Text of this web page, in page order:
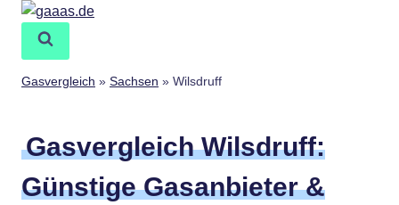
Zum
springen
Gasvergleich » Sachsen » Wilsdruff
Gasvergleich Wilsdruff:
Günstige Gasanbieter &